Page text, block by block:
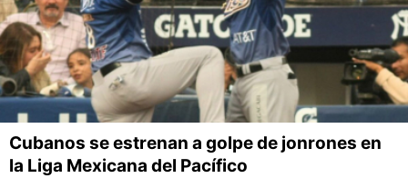
Cubanos se estrenan a golpe de jonrones en
la Liga Mexicana del Pacífico